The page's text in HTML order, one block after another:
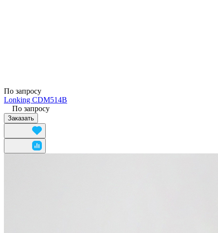
По запросу
Lonking CDM514B
По запросу
Заказать